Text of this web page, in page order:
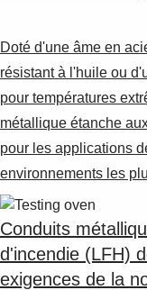
Doté d'une âme en
résistant à l'huile ou
pour températures
métallique étanche
pour les applications
environnements les
Conduits
d'incendie (LFH)
exigences de la